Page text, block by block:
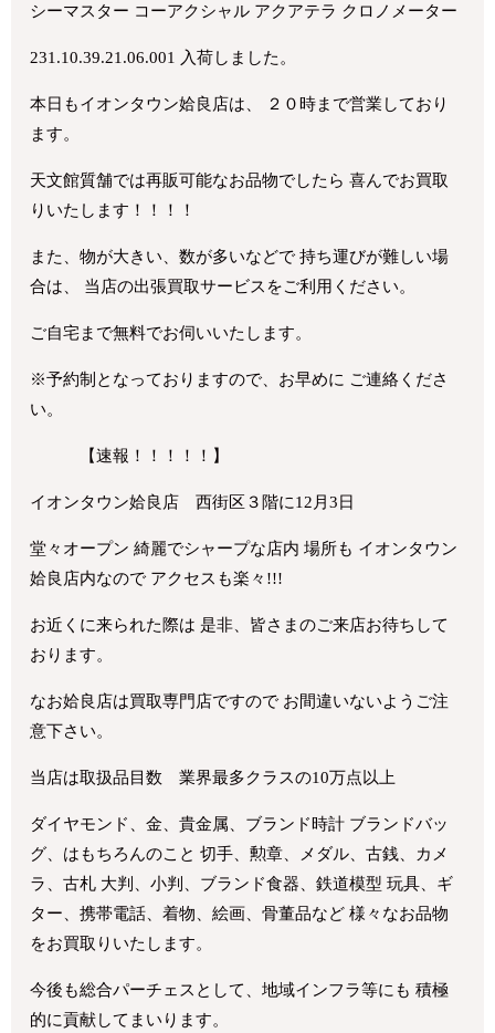
シーマスター コーアクシャル アクアテラ クロノメーター
231.10.39.21.06.001 入荷しました。
本日もイオンタウン姶良店は、 ２０時まで営業しており
ます。
天文館質舗では再販可能なお品物でしたら 喜んでお買取
りいたします！！！！
また、物が大きい、数が多いなどで 持ち運びが難しい場
合は、 当店の出張買取サービスをご利用ください。
ご自宅まで無料でお伺いいたします。
※予約制となっておりますので、お早めに ご連絡くださ
い。
【速報！！！！！】
イオンタウン姶良店 西街区３階に12月3日
堂々オープン 綺麗でシャープな店内 場所も イオンタウン
姶良店内なので アクセスも楽々!!!
お近くに来られた際は 是非、皆さまのご来店お待ちして
おります。
なお姶良店は買取専門店ですので お間違いないようご注
意下さい。
当店は取扱品目数 業界最多クラスの10万点以上
ダイヤモンド、金、貴金属、ブランド時計 ブランドバッ
グ、はもちろんのこと 切手、勲章、メダル、古銭、カメ
ラ、古札 大判、小判、ブランド食器、鉄道模型 玩具、ギ
ター、携帯電話、着物、絵画、骨董品など 様々なお品物
をお買取りいたします。
今後も総合パーチェスとして、地域インフラ等にも 積極
的に貢献してまいります。